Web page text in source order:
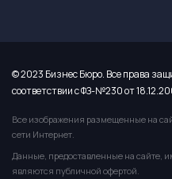
© 2023 Бизнес Бюро. Все права
соответствии с ФЗ-№230 от
Все изображения размещенные на
сети Интернет.
Данные, предоставленные на сайте,
являются публичной офертой.